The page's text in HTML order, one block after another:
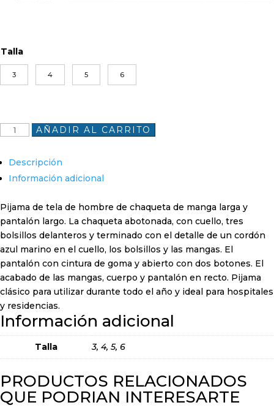
Talla
3 4 5 6
Pijama
tela
rojo
finos
fondo
blanco
cantidad
AÑADIR AL CARRITO
Descripción
Información adicional
Pijama de tela de hombre de chaqueta de manga larga y
pantalón largo. La chaqueta abotonada, con cuello, tres
bolsillos delanteros y terminado con el detalle de un cordón
azul marino en el cuello, los bolsillos y las mangas. El
pantalón con cintura de goma y abierto con dos botones. El
acabado de las mangas, cuerpo y pantalón en recto. Pijama
clásico para utilizar durante todo el año y ideal para hospitales
y residencias.
Información adicional
Talla 3, 4, 5, 6
PRODUCTOS RELACIONADOS
QUE PODRIAN INTERESARTE